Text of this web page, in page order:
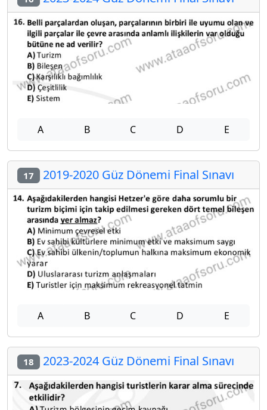
A B C D E
17 2019-2020 Güz Dönemi Final Sınavı
A B C D E
18 2023-2024 Güz Dönemi Final Sınavı